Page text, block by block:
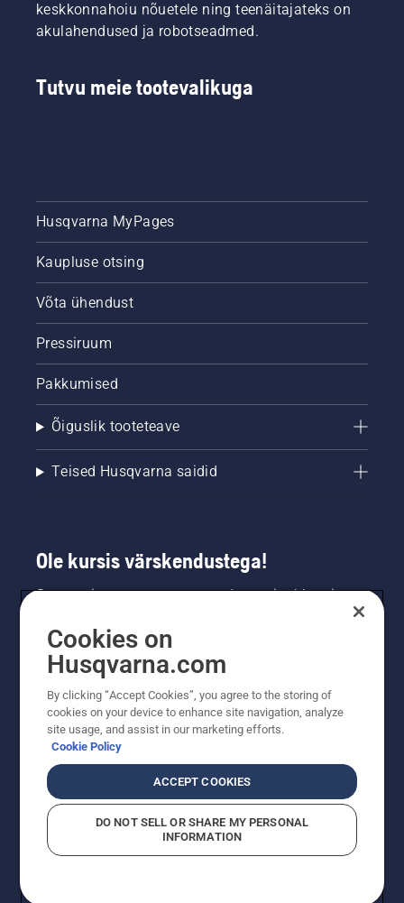
keskkonnahoiu nõuetele ning teenäitajateks on
akulahendused ja robotseadmed.
Tutvu meie tootevalikuga
Husqvarna MyPages
Kaupluse otsing
Võta ühendust
Pressiruum
Pakkumised
Õiguslik tooteteave
Teised Husqvarna saidid
Ole kursis värskendustega!
Saa uusimat teavet uute toodete, eripakkumiste
saamiseks siin.
Cookies on
Husqvarna.com
By clicking “Accept Cookies”, you agree to the storing of
cookies on your device to enhance site navigation, analyze
site usage, and assist in our marketing efforts.
Cookie Policy
ACCEPT COOKIES
DO NOT SELL OR SHARE MY PERSONAL
INFORMATION